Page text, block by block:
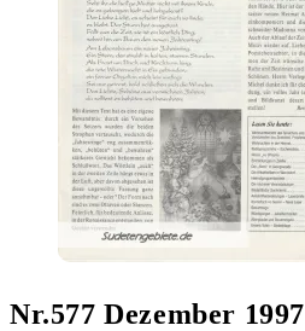
Nr.577 Dezember 1997